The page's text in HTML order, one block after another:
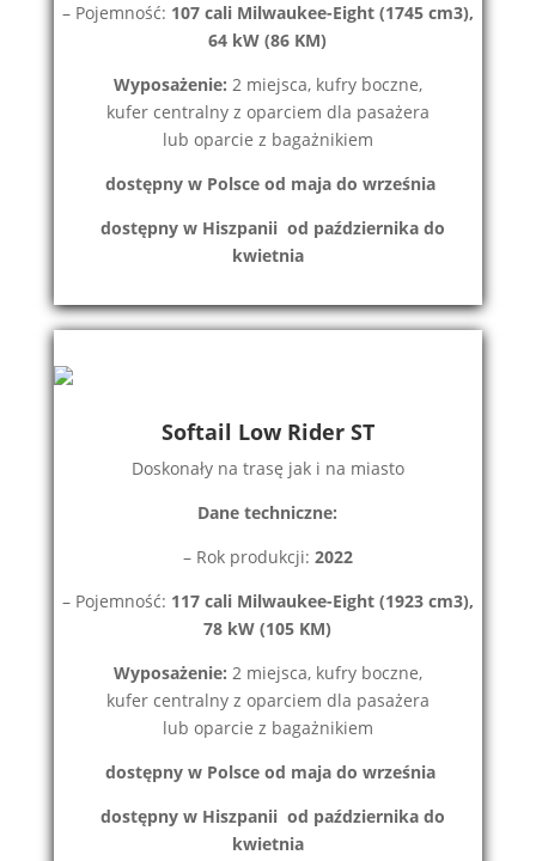
– Pojemność: 107 cali Milwaukee-Eight(1745 cm3),
64 kW (86 KM)
Wyposażenie: 2 miejsca, kufry boczne,
kufer centralny z oparciem dla pasażera
lub oparcie z bagażnikiem
dostępny w Polsce od maja do września
dostępny w Hiszpanii od października do
kwietnia
Softail Low Rider ST
Doskonały na trasę jak i na miasto
Dane techniczne:
– Rok produkcji: 2022
– Pojemność: 117 cali Milwaukee-Eight(1923 cm3),
78 kW (105 KM)
Wyposażenie: 2 miejsca, kufry boczne,
kufer centralny z oparciem dla pasażera
lub oparcie z bagażnikiem
dostępny w Polsce od maja do września
dostępny w Hiszpanii od października do
kwietnia